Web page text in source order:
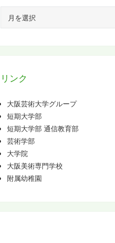
カ
リンク
大阪芸術大学グループ
短期大学部
短期大学部 通信教育部
芸術学部
大学院
大阪美術専門学校
附属幼稚園